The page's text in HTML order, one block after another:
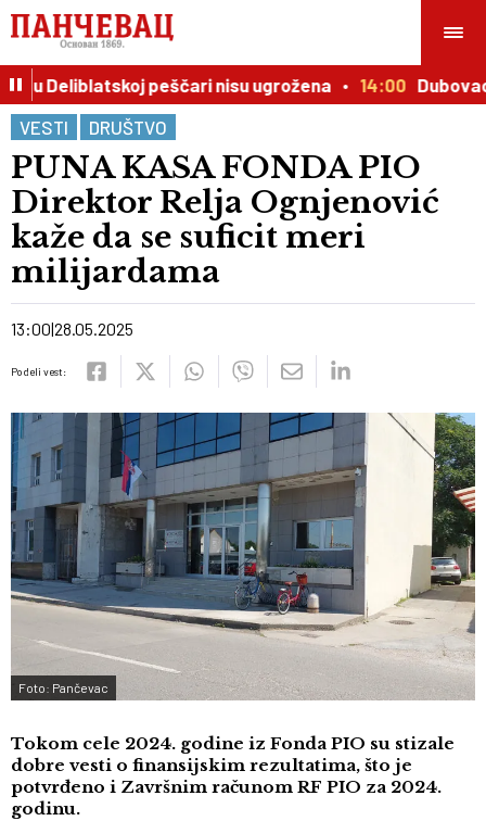
u Deliblatskoj peščari nisu ugrožena 14:00 Dubovac
VESTI
DRUŠTVO
PUNA KASA FONDA PIO
Direktor Relja Ognjenović
kaže da se suficit meri
milijardama
13:00 28.05.2025
Podeli vest:
Foto: Pančevac
Tokom cele 2024. godine iz Fonda PIO su stizale
dobre vesti o finansijskim rezultatima, što je
potvrđeno i Završnim računom RF PIO za 2024.
godinu.